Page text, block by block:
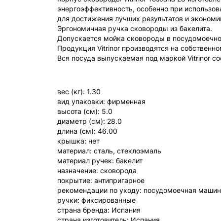
энергоэффективность, особенно при
для достижения лучших результатов и
Эргономичная ручка сковороды из бакелита.
Допускается мойка сковороды в
Продукция Vitrinor производятся на
Вся посуда выпускаемая под маркой Vitrinor
вес (кг): 1.30
вид упаковки: фирменная
высота (см): 5.0
диаметр (см): 28.0
длина (см): 46.00
крышка: нет
материал: сталь, стеклоэмаль
материал ручек: бакелит
назначение: сковорода
покрытие: антипригарное
рекомендации по уходу: посудомоечная
ручки: фиксированные
страна бренда: Испания